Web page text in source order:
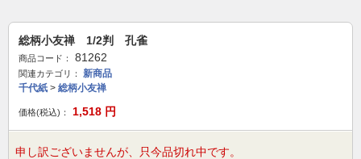
総柄小友禅 1/2判 孔雀
商品コード： 81262
関連カテゴリ：
新商品
千代紙 > 総柄小友禅
価格(税込)： 1,518 円
申し訳ございませんが、只今品切れ中です。